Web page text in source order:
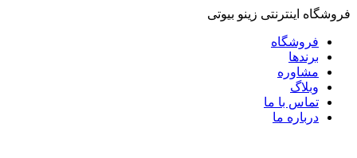
فروشگاه اینترنتی زینو بیوتی
فروشگاه
برندها
مشاوره
وبلاگ
تماس با ما
درباره ما